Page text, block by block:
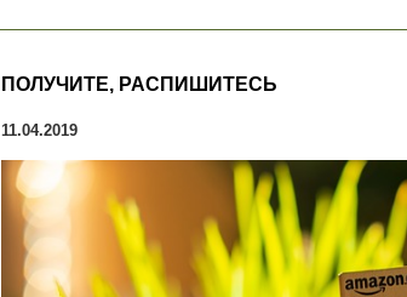
ПОЛУЧИТЕ, РАСПИШИТЕСЬ
11.04.2019